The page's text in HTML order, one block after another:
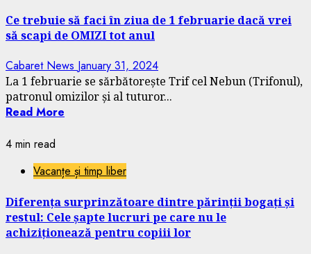
Ce trebuie să faci în ziua de 1 februarie dacă vrei
să scapi de OMIZI tot anul
Cabaret News January 31, 2024
La 1 februarie se sărbătorește Trif cel Nebun (Trifonul),
patronul omizilor și al tuturor...
Read More
4 min read
Vacanțe și timp liber
Diferența surprinzătoare dintre părinții bogați și
restul: Cele șapte lucruri pe care nu le
achiziționează pentru copiii lor